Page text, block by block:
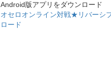
Android版アプリをダウンロード
オセロオンライン対戦★リバーシ
ロード